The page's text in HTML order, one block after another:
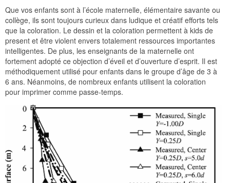
Que vos enfants sont à l’école maternelle, élémentaire savante ou
collège, ils sont toujours curieux dans ludique et créatif efforts tels
que la coloration. Le dessin et la coloration permettent à kids de
present et être violent envers totalement ressources importantes
intelligentes. De plus, les enseignants de la maternelle ont
fortement adopté ce objection d’éveil et d’ouverture d’esprit. Il est
méthodiquement utilisé pour enfants dans le groupe d’âge de 3 à
6 ans. Néanmoins, de nombreux enfants utilisent la coloration
pour imprimer comme passe-temps.